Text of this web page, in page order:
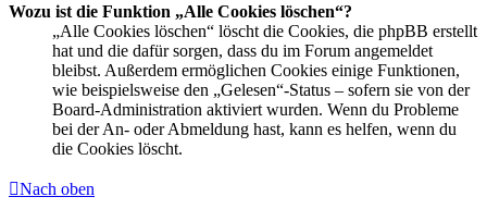
Wozu ist die Funktion „Alle Cookies löschen“?
„Alle Cookies löschen“ löscht die Cookies, die phpBB erstellt
hat und die dafür sorgen, dass du im Forum angemeldet
bleibst. Außerdem ermöglichen Cookies einige Funktionen,
wie beispielsweise den „Gelesen“-Status – sofern sie von der
Board-Administration aktiviert wurden. Wenn du Probleme
bei der An- oder Abmeldung hast, kann es helfen, wenn du
die Cookies löscht.
Nach oben